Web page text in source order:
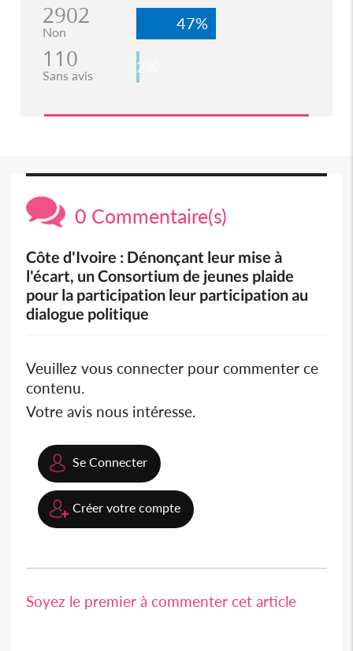
2902
Non 47%
110
Sans avis 2%
0 Commentaire(s)
Côte d'Ivoire : Dénonçant leur mise à
l'écart, un Consortium de jeunes plaide
pour la participation leur participation au
dialogue politique
Veuillez vous connecter pour commenter ce
contenu.
Votre avis nous intéresse.
Se Connecter
Créer votre compte
Soyez le premier à commenter cet article